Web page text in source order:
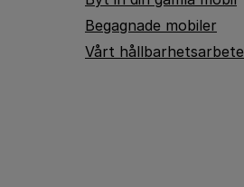
Begagnade mobiler
Vårt hållbarhetsarbete